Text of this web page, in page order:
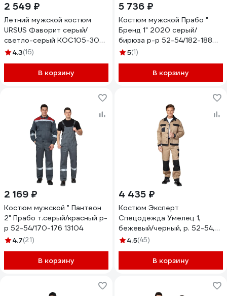
2 549 ₽
Летний мужской костюм
URSUS Фаворит серый/
светло-серый КОС105-308;
56-58, 182-188
4.3(16)
В корзину
5 736 ₽
Костюм мужской Прабо "
Бренд 1" 2020 серый/
бирюза р-р 52-54/182-188
32177
5(1)
В корзину
2 169 ₽
Костюм мужской " Пантеон
2" Прабо т.серый/красный р-
р 52-54/170-176 13104
4.7(21)
В корзину
4 435 ₽
Костюм Эксперт
Спецодежда Умелец 1,
бежевый/черный, р. 52-54,
рост 182-188
4.5(45)
В корзину